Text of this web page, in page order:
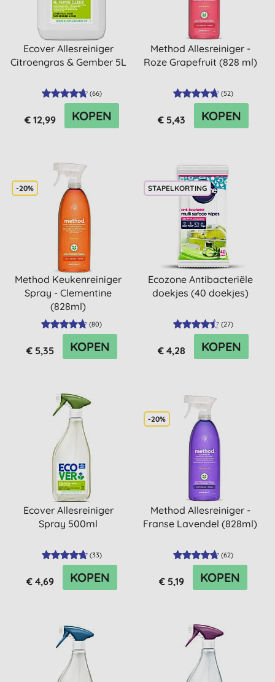
Ecover Allesreiniger
Citroengras & Gember 5L
(66)
€ 12,99 KOPEN
Method Allesreiniger -
Roze Grapefruit (828 ml)
(52)
€ 5,43 KOPEN
-20%
Method Keukenreiniger
Spray - Clementine
(828ml)
(80)
€ 5,35 KOPEN
STAPELKORTING
Ecozone Antibacteriële
doekjes (40 doekjes)
(27)
€ 4,28 KOPEN
Ecover Allesreiniger
Spray 500ml
(33)
€ 4,69 KOPEN
-20%
Method Allesreiniger -
Franse Lavendel (828ml)
(62)
€ 5,19 KOPEN